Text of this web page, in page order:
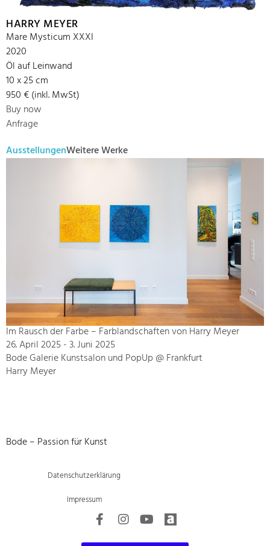
HARRY MEYER
Mare Mysticum XXXI
2020
Öl auf Leinwand
10 x 25 cm
950 € (inkl. MwSt)
Buy now
Anfrage
AusstellungenWeitere Werke
Im Rausch der Farbe – Farblandschaften von Harry Meyer
26. April 2025 - 3. Juni 2025
Bode Galerie Kunstsalon und PopUp @ Frankfurt
Harry Meyer
Bode – Passion für Kunst
Datenschutzerklärung
Impressum